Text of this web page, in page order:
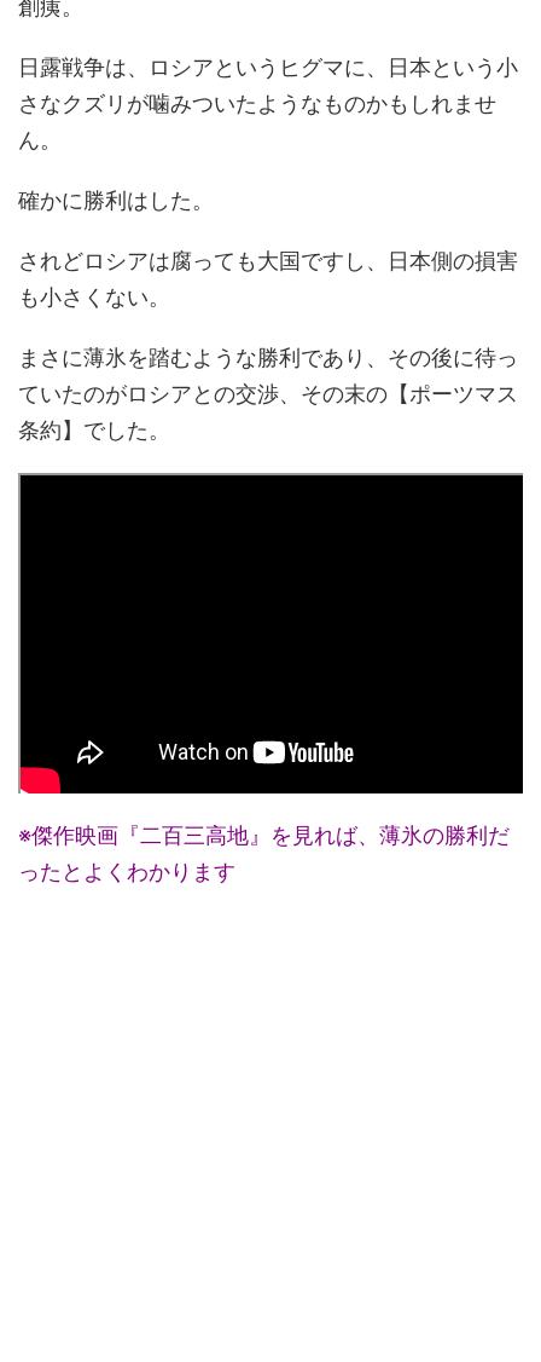
創痍。
日露戦争は、ロシアというヒグマに、日本という小
さなクズリが噛みついたようなものかもしれませ
ん。
確かに勝利はした。
されどロシアは腐っても大国ですし、日本側の損害
も小さくない。
まさに薄氷を踏むような勝利であり、その後に待っ
ていたのがロシアとの交渉、その末の【ポーツマス
条約】でした。
※傑作映画『二百三高地』を見れば、薄氷の勝利だ
ったとよくわかります